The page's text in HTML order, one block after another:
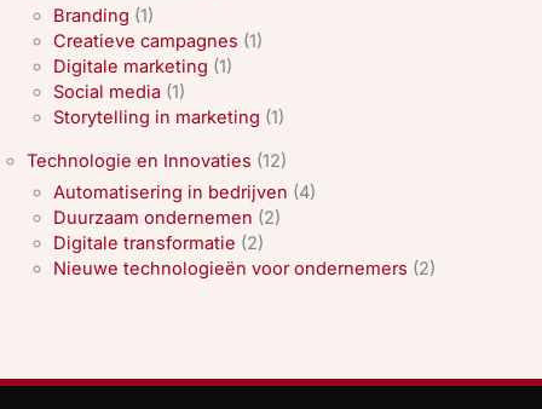
Branding (1)
Creatieve campagnes (1)
Digitale marketing (1)
Social media (1)
Storytelling in marketing (1)
Technologie en Innovaties (12)
Automatisering in bedrijven (4)
Duurzaam ondernemen (2)
Digitale transformatie (2)
Nieuwe technologieën voor ondernemers (2)